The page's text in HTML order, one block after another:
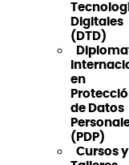
Digitales
(DTD)
en
de Datos
(PDP)
Cursos y